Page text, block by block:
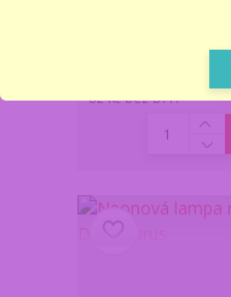
82 Kčbez DPH